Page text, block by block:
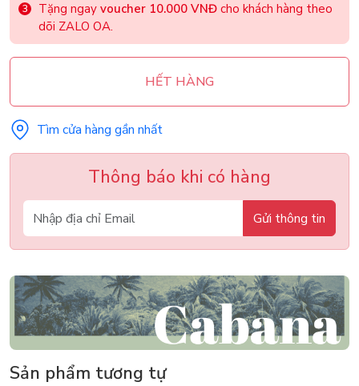
Tặng ngay voucher 10.000 VNĐ cho khách hàng theo
dõi ZALO OA.
HẾT HÀNG
Tìm cửa hàng gần nhất
Thông báo khi có hàng
Gửi thông tin
Sản phẩm tương tự